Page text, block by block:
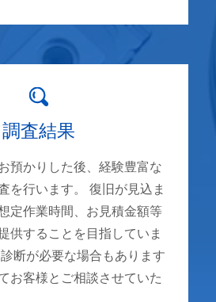
調査結果
預かりした後、経験豊富な
を行います。 復旧が見込ま
定作業時間、お見積金額等
供することを目指していま
断が必要な場合もあります
お客様とご相談させていた